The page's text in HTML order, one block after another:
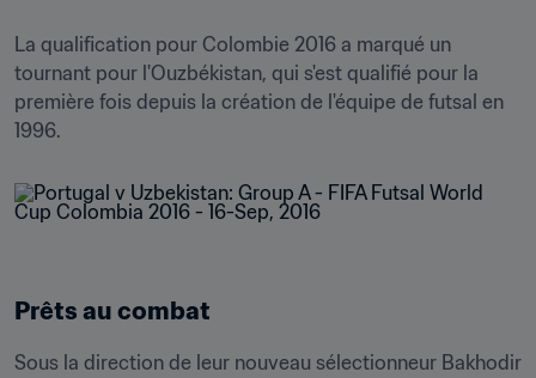
La qualification pour Colombie 2016 a marqué un
tournant pour l'Ouzbékistan, qui s'est qualifié pour la
première fois depuis la création de l'équipe de futsal en
1996.
Prêts au combat
Sous la direction de leur nouveau sélectionneur Bakhodir